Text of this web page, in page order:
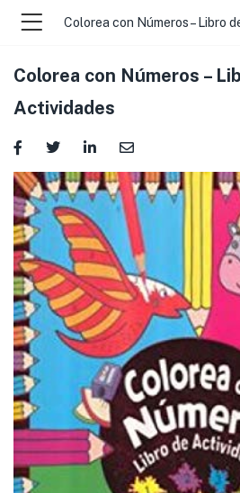
Colorea con Números –
Actividades